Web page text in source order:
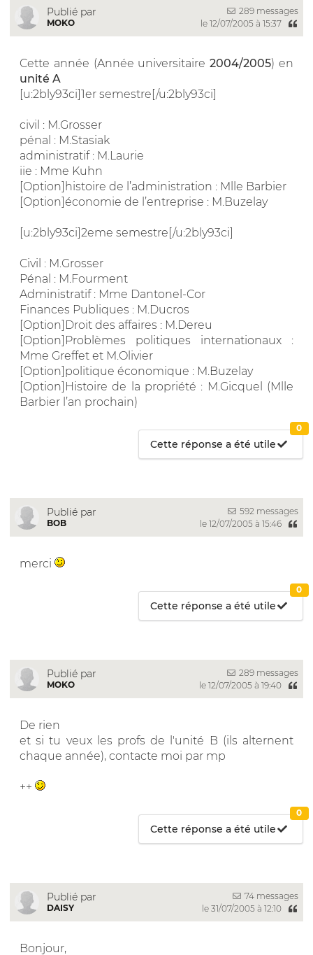
Publié par
MOKO
289 messages
le 12/07/2005 à 15:37
Cette année (Année universitaire2004/2005) en
unité A
[u:2bly93ci]1er semestre[/u:2bly93ci]
civil : M.Grosser
pénal : M.Stasiak
administratif : M.Laurie
iie : Mme Kuhn
[Option]histoire de l’administration : Mlle Barbier
[Option]économie de l’entreprise : M.Buzelay
[u:2bly93ci]2eme semestre[/u:2bly93ci]
Civil : M.Grosser
Pénal : M.Fourment
Administratif : Mme Dantonel-Cor
Finances Publiques : M.Ducros
[Option]Droit des affaires : M.Dereu
[Option]Problèmes politiques internationaux :
Mme Greffet et M.Olivier
[Option]politique économique : M.Buzelay
[Option]Histoire de la propriété : M.Gicquel (Mlle
Barbier l’an prochain)
Cette réponse a été utile
0
Publié par
BOB
592 messages
le 12/07/2005 à 15:46
merci
Cette réponse a été utile
0
Publié par
MOKO
289 messages
le 12/07/2005 à 19:40
De rien
et si tu veux les profs de l'unité B (ils alternent
chaque année), contacte moi par mp
++
Cette réponse a été utile
0
Publié par
DAISY
74 messages
le 31/07/2005 à 12:10
Bonjour,